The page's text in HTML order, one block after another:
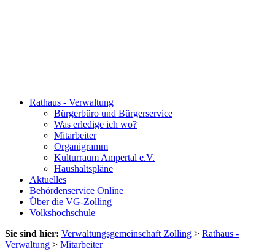
Rathaus - Verwaltung
Bürgerbüro und Bürgerservice
Was erledige ich wo?
Mitarbeiter
Organigramm
Kulturraum Ampertal e.V.
Haushaltspläne
Aktuelles
Behördenservice Online
Über die VG-Zolling
Volkshochschule
Sie sind hier: Verwaltungsgemeinschaft Zolling > Rathaus -
Verwaltung > Mitarbeiter